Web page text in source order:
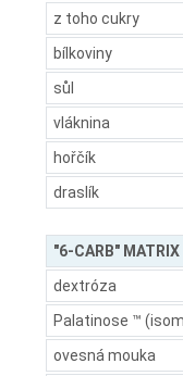
z toho cukry
bílkoviny
sůl
vláknina
hořčík
draslík
"6-CARB" MATRIX
dextróza
Palatinose ™
ovesná mouka